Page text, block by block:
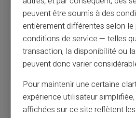
Allocations
familiales
Nombre d'enfants
à charge
Allocation
logement
Situation
résidentielle et
RSA
Ressources
inférieures au
plafond
peuvent être soumis à des
entièrement différentes selon le
conditions de service — telles
transaction, la disponibilité ou
peuvent donc varier
Pour maintenir une certaine
expérience utilisateur
affichées sur ce site reflètent